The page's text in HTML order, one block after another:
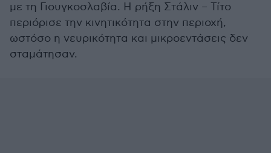
με τη Γιουγκοσλαβία. Η ρήξη Στάλιν – Τίτο
περιόρισε την κινητικότητα στην περιοχή,
ωστόσο η νευρικότητα και μικροεντάσεις δεν
σταμάτησαν.